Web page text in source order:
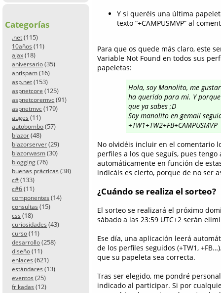
Categorías
.net (115)
10años (11)
ajax (18)
aniversario (35)
antispam (16)
asp.net (153)
aspnetcore (125)
aspnetcoremvc (91)
aspnetmvc (179)
auges (11)
autobombo (57)
blazor (48)
blazorserver (29)
blazorwasm (30)
blogging (76)
buenas prácticas (38)
c# (133)
c#6 (11)
componentes (14)
consultas (15)
css (18)
curiosidades (43)
curso (11)
desarrollo (258)
diseño (11)
enlaces (621)
estándares (13)
eventos (25)
frikadas (12)
Y si queréis una última
texto “+CAMPUSMVP” al
Para que os quede más claro, este
Variable Not Found en todos sus
papeletas:
Hola, soy Manolito, me
ha querido para mi. Y
que ya sabes ;D
Soy manolito en gemail
+TW1+TW2+FB+CAMPUSMVP
No olvidéis incluir en el comentario
perfiles a los que seguís, pues
automáticamente en función de
indicáis es cierto, porque de no ser
¿Cuándo se realiza el sorteo?
El sorteo se realizará el próximo
sábado a las 23:59 UTC+2 serán
Ese día, una aplicación leerá
de los perfiles seguidos (+TW1,
que su papeleta sea correcta.
Tras ser elegido, me pondré
indicado al participar. Si por